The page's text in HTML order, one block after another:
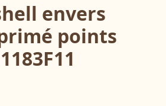
envers
points